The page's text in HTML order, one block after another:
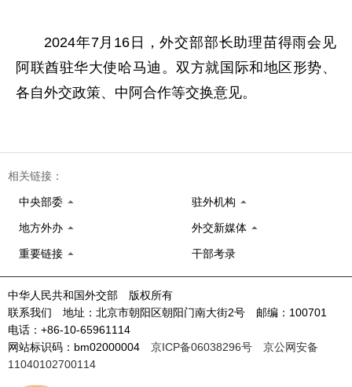
2024年7月16日，外交部部长助理苗得雨会见
阿联酋驻华大使哈马迪。双方就国际和地区形势、
各自外交政策、中阿合作等交换意见。
相关链接：
中央部委 驻外机构
地方外办 外交新媒体
重要链接 干部考录
中华人民共和国外交部 版权所有
联系我们 地址：北京市朝阳区朝阳门南大街2号 邮编：100701
电话：+86-10-65961114
网站标识码：bm02000004 京ICP备06038296号
京公网安备
11040102700114